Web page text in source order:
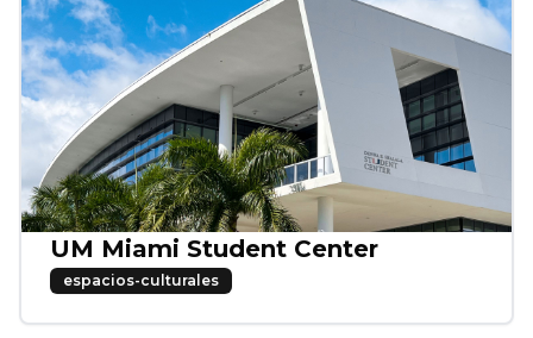
UM Miami Student Center
espacios-culturales